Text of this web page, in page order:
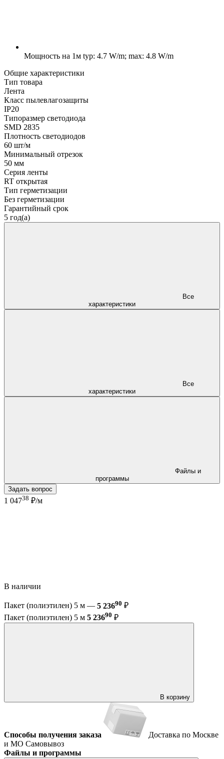
Мощность на 1м typ: 4.7 W/m; max: 4.8 W/m
Общие характеристики
Тип товара
Лента
Класс пылевлагозащиты
IP20
Типоразмер светодиода
SMD 2835
Плотность светодиодов
60 шт/м
Минимальный отрезок
50 мм
Серия ленты
RT открытая
Тип герметизации
Без герметизации
Гарантийный срок
5 год(а)
характеристики
характеристики
программы
Задать вопрос
1 04738 ₽/м
В наличии
Пакет (полиэтилен) 5 м — 5 23690 ₽
Пакет (полиэтилен) 5 м 5 23690 ₽
В корзину
Способы получения заказа
Доставка по Москве
и МО Самовывоз
Файлы и программы